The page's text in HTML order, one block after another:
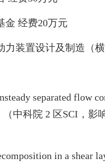
金 经费20万元
力装置设计及制造（
separated flow
（中科院 2 区SCI，影
in a shear